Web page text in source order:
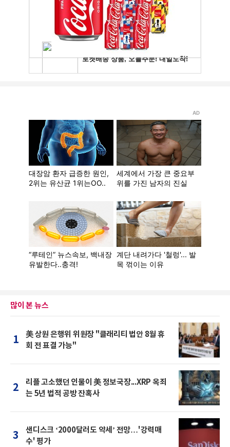
많이 본 뉴스
1
美 상원 은행위 위원장 "클래리티 법안 8월 휴
회 전 표결 가능"
2
리플 고소했던 인물이 美 정보국장...XRP 옥죄
는 5년 법적 공방 잔혹사
3
샌디스크 ‘2000달러도 약세’ 전망…'강력매
수' 평가